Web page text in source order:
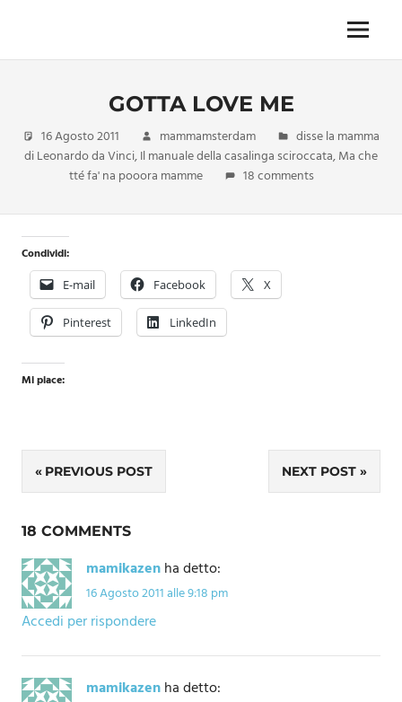
content
imprescindibile,
da
oggi
monodose
e
nuova
confezione
migliorata
Menu
GOTTA LOVE ME
16 Agosto 2011 mammamsterdam
disse la mamma
di Leonardo da Vinci,Il manuale della casalinga sciroccata,Ma che
tté fa' na pooora mamme
18 comments
Condividi:
E-mail Facebook X
Pinterest LinkedIn
Mi piace:
Navigazione
articoli
PREVIOUS POST NEXT POST
18 COMMENTS
mamikazenha detto:
16 Agosto 2011 alle 9:18 pm
Accedi per rispondere
mamikazenha detto: